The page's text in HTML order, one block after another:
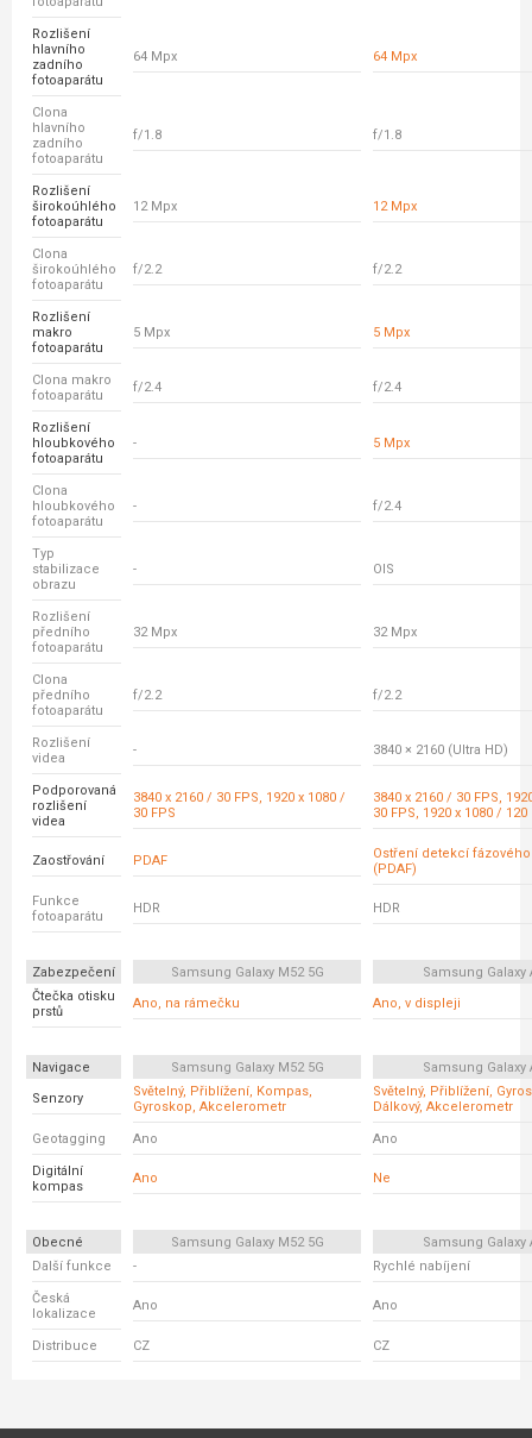
Rozlišení
hlavního
zadního
fotoaparátu
64 Mpx 64 Mpx
Clona
hlavního
zadního
fotoaparátu
f/1.8 f/1.8
Rozlišení
širokoúhlého
fotoaparátu
12 Mpx 12 Mpx
Clona
širokoúhlého
fotoaparátu
f/2.2 f/2.2
Rozlišení
makro
fotoaparátu
5 Mpx 5 Mpx
Clona makro
fotoaparátu
f/2.4 f/2.4
Rozlišení
hloubkového
fotoaparátu
- 5 Mpx
Clona
hloubkového
fotoaparátu
- f/2.4
Typ
stabilizace
obrazu
- OIS
Rozlišení
předního
fotoaparátu
32 Mpx 32 Mpx
Clona
předního
fotoaparátu
f/2.2 f/2.2
Rozlišení
videa
- 3840 × 2160 (Ultra HD)
Podporovaná
rozlišení
videa
3840 x 2160 / 30 FPS, 1920 x 1080 /
30 FPS
3840 x 2160 / 30 FPS,
30 FPS, 1920 x 1080 / 120
Zaostřování PDAF
Ostření detekcí
(PDAF)
Funkce
fotoaparátu
HDR HDR
Zabezpečení Samsung Galaxy M52 5G
Samsung Galaxy
Čtečka otisku
prstů
Ano, na rámečku Ano, v displeji
Navigace Samsung Galaxy M52 5G
Samsung Galaxy
Senzory
Světelný, Přiblížení, Kompas,
Gyroskop, Akcelerometr
Světelný, Přiblížení,
Dálkový, Akcelerometr
Geotagging Ano Ano
Digitální
kompas
Ano Ne
Obecné Samsung Galaxy M52 5G
Samsung Galaxy
Další funkce
- Rychlé nabíjení
Česká
lokalizace
Ano Ano
Distribuce CZ CZ